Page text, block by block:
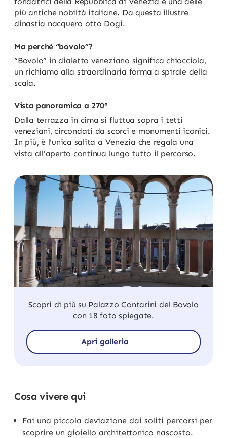
più antiche nobiltà italiane. Da questa illustre
dinastia nacquero otto Dogi.
Ma perché “bovolo”?
“Bovolo” in dialetto veneziano significa chiocciola,
un richiamo alla straordinaria forma a spirale della
scala.
Vista panoramica a 270°
Dalla terrazza in cima si fluttua sopra i tetti
veneziani, circondati da scorci e monumenti iconici.
In più, è l'unica salita a Venezia che regala una
vista all'aperto continua lungo tutto il percorso.
Scopri di più su Palazzo Contarini del Bovolo
con 18 foto spiegate.
Apri galleria
Cosa vivere qui
Fai una piccola deviazione dai soliti percorsi per
scoprire un gioiello architettonico nascosto.